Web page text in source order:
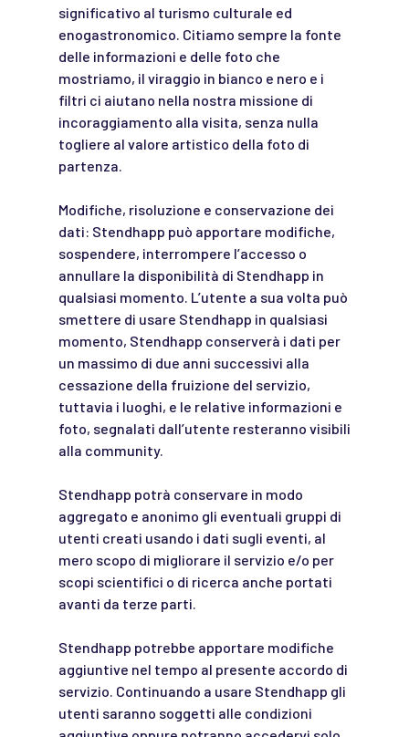
significativo al turismo culturale ed
enogastronomico. Citiamo sempre la fonte
delle informazioni e delle foto che
mostriamo, il viraggio in bianco e nero e i
filtri ci aiutano nella nostra missione di
incoraggiamento alla visita, senza nulla
togliere al valore artistico della foto di
partenza.
Modifiche, risoluzione e conservazione dei
dati: Stendhapp può apportare modifiche,
sospendere, interrompere l’accesso o
annullare la disponibilità di Stendhapp in
qualsiasi momento. L’utente a sua volta può
smettere di usare Stendhapp in qualsiasi
momento, Stendhapp conserverà i dati per
un massimo di due anni successivi alla
cessazione della fruizione del servizio,
tuttavia i luoghi, e le relative informazioni e
foto, segnalati dall’utente resteranno visibili
alla community.
Stendhapp potrà conservare in modo
aggregato e anonimo gli eventuali gruppi di
utenti creati usando i dati sugli eventi, al
mero scopo di migliorare il servizio e/o per
scopi scientifici o di ricerca anche portati
avanti da terze parti.
Stendhapp potrebbe apportare modifiche
aggiuntive nel tempo al presente accordo di
servizio. Continuando a usare Stendhapp gli
utenti saranno soggetti alle condizioni